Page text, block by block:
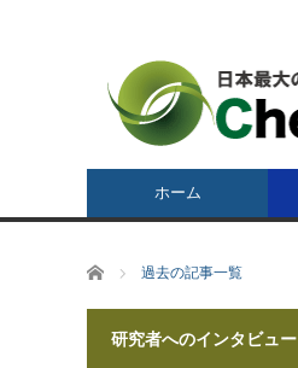
ホーム
ホーム 過去の記事一覧
研究者へのインタビュー